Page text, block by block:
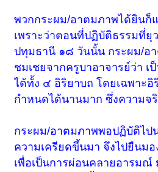
พวกกระผม/อาตมภาพได้ยินก็
เพราะว่าตอนที่ปฏิบัติธรรมที่
ปทุมธานี ๑๘ วันนั้น กระผม/อ
ชมเชยจากครูบาอาจารย์ว่า
ได้ทั้ง ๔ อิริยาบถ โดยเฉพาะ
กำหนดได้นานมาก ซึ่งความจ
กระผม/อาตมภาพพอปฏิบัติไป
ความเครียดขึ้นมา จึงไปยืนม
เพื่อเป็นการผ่อนคลายอารมณ์